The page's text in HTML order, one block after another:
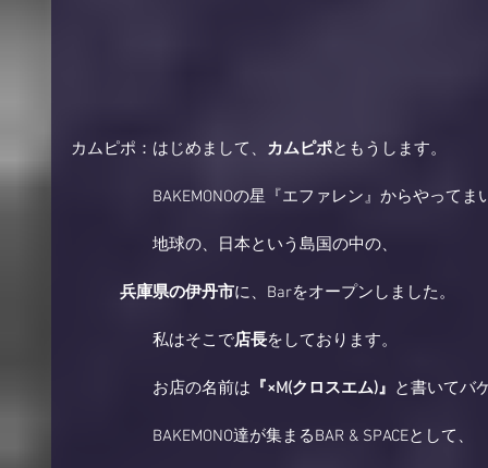
カムピポ：はじめまして、 カムピポともうします。
BAKEMONOの星『エファレン』からやってま
地球の、日本という島国の中の、
兵庫県の伊丹市に、Barをオープンしました。
私はそこで店長をしております。
お店の名前は 『×M(クロスエム)』 と書いてバ
BAKEMONO達が集まるBAR & SPACEとして、